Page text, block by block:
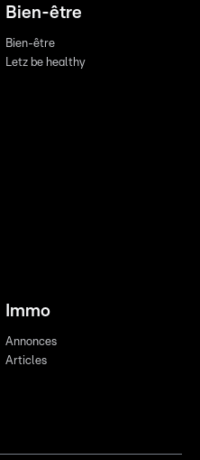
Bien-être
Bien-être
Letz be healthy
Immo
Annonces
Articles